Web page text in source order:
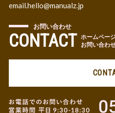
email.hello@manualz.jp
お問い合わせ
CONTACT ホームペー
お問い合わ